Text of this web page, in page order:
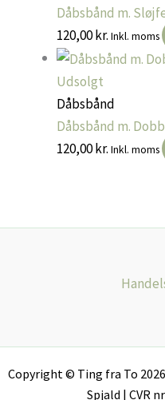
Dåbsbånd m.
120,00kr. Inkl. moms
Udsolgt
Dåbsbånd
Dåbsbånd m.
120,00kr. Inkl. moms
Copyright © Ting fra To
Spjald | CVR